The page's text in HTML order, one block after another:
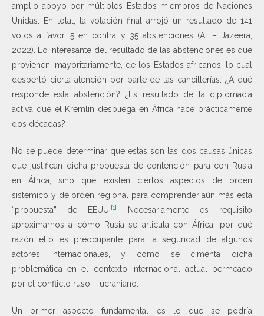
amplio apoyo por múltiples Estados miembros de Naciones
Unidas. En total, la votación final arrojó un resultado de 141
votos a favor, 5 en contra y 35 abstenciones (Al – Jazeera,
2022). Lo interesante del resultado de las abstenciones es que
provienen, mayoritariamente, de los Estados africanos, lo cual
despertó cierta atención por parte de las cancillerías. ¿A qué
responde esta abstención? ¿Es resultado de la diplomacia
activa que el Kremlin despliega en África hace prácticamente
dos décadas?
No se puede determinar que estas son las dos causas únicas
que justifican dicha propuesta de contención para con Rusia
en África, sino que existen ciertos aspectos de orden
sistémico y de orden regional para comprender aún más esta
“propuesta” de EEUU. [1]
Necesariamente es requisito
aproximarnos a cómo Rusia se articula con África, por qué
razón ello es preocupante para la seguridad de algunos
actores internacionales, y cómo se cimenta dicha
problemática en el contexto internacional actual permeado
por el conflicto ruso – ucraniano.
Un primer aspecto fundamental es lo que se podría